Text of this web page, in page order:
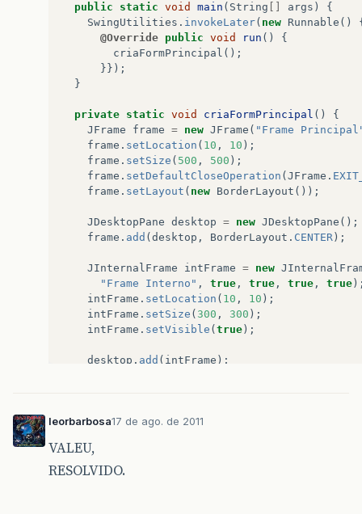
public
static void main ( String args )
{
SwingUtilities . invokeLater( new Runnable ()
@Override public void run ()
{
criaFormPrincipal ();
}});
}
private static void criaFormPrincipal ()
{
JFrame
frame = new JFrame ( "Frame
frame . setLocation ( 10 , 10 );
frame . setSize ( 500 , 500 );
frame . setDefaultCloseOperation ( JFrame .
frame . setLayout ( new BorderLayout ());
JDesktopPane desktop = new JDesktopPane ();
frame . add ( desktop , BorderLayout . CENTER );
JInternalFrame intFrame = new
"Frame Interno" , true , true , true , true
intFrame . setLocation ( 10 , 10 );
intFrame . setSize ( 300 , 300 );
intFrame . setVisible ( true );
desktop . add ( intFrame );
}
leorbarbosa17 de ago. de 2011
VALEU,
RESOLVIDO.